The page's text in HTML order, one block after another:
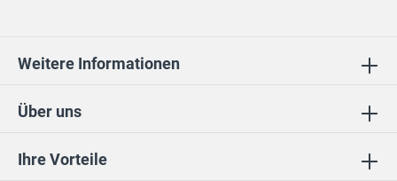
Ihre Vorteile
Über uns
Weitere Informationen